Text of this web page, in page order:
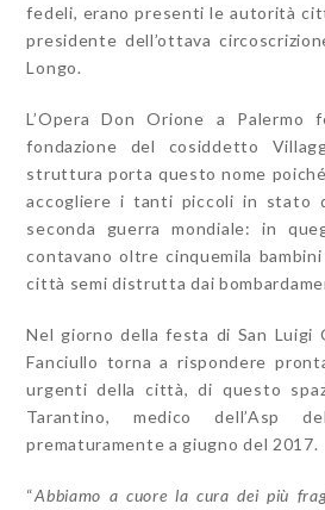
fedeli, erano presenti le autorità
presidente dell’ottava
Longo.
L’Opera Don Orione a Palermo
fondazione del cosiddetto
struttura porta questo nome
accogliere i tanti piccoli in stato
seconda guerra mondiale: in
contavano oltre cinquemila
città semi distrutta dai
Nel giorno della festa di San Luigi
Fanciullo torna a rispondere
urgenti della città, di questo
Tarantino, medico dell’Asp
prematuramente a giugno del 2017.
“Abbiamo a cuore la cura dei più